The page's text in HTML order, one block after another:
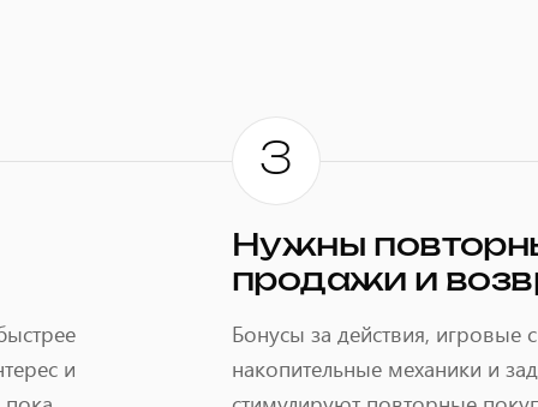
и
3
Нужны
продажи и
Бонусы за действия, игровые
накопительные механики и